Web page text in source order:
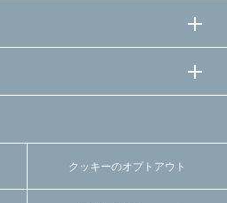
クッキーのオプトアウト